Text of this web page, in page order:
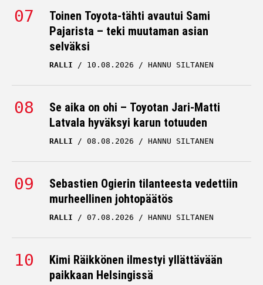
Toinen Toyota-tähti avautui Sami
Pajarista – teki muutaman asian
selväksi
RALLI 10.08.2026 HANNU SILTANEN
Se aika on ohi – Toyotan Jari-Matti
Latvala hyväksyi karun totuuden
RALLI 08.08.2026 HANNU SILTANEN
Sebastien Ogierin tilanteesta vedettiin
murheellinen johtopäätös
RALLI 07.08.2026 HANNU SILTANEN
Kimi Räikkönen ilmestyi yllättävään
paikkaan Helsingissä